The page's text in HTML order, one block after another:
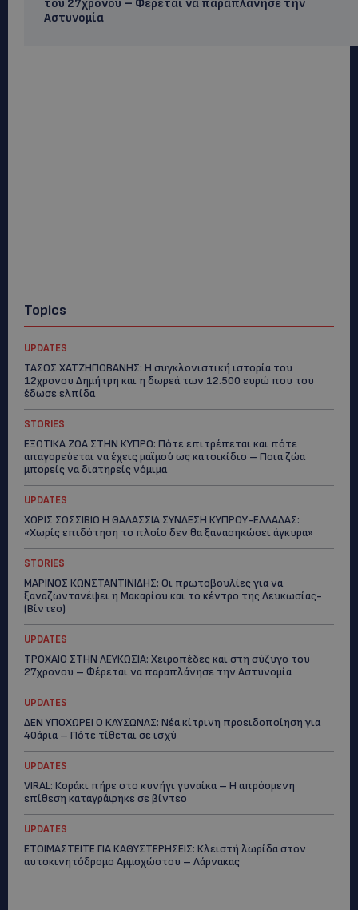
του 27χρονου – Φέρεται να παραπλάνησε την
Αστυνομία
Topics
UPDATES
ΤΑΣΟΣ ΧΑΤΖΗΓΙΟΒΑΝΗΣ: Η συγκλονιστική ιστορία του
12χρονου Δημήτρη και η δωρεά των 12.500 ευρώ που του
έδωσε ελπίδα
STORIES
ΕΞΩΤΙΚΑ ΖΩΑ ΣΤΗΝ ΚΥΠΡΟ: Πότε επιτρέπεται και πότε
απαγορεύεται να έχεις μαϊμού ως κατοικίδιο – Ποια ζώα
μπορείς να διατηρείς νόμιμα
UPDATES
ΧΩΡΙΣ ΣΩΣΣΙΒΙΟ Η ΘΑΛΑΣΣΙΑ ΣΥΝΔΕΣΗ ΚΥΠΡΟΥ-ΕΛΛΑΔΑΣ:
«Χωρίς επιδότηση το πλοίο δεν θα ξανασηκώσει άγκυρα»
STORIES
ΜΑΡΙΝΟΣ ΚΩΝΣΤΑΝΤΙΝΙΔΗΣ: Οι πρωτοβουλίες για να
ξαναζωντανέψει η Μακαρίου και το κέντρο της Λευκωσίας-
(Βίντεο)
UPDATES
ΤΡΟΧΑΙΟ ΣΤΗΝ ΛΕΥΚΩΣΙΑ: Χειροπέδες και στη σύζυγο του
27χρονου – Φέρεται να παραπλάνησε την Αστυνομία
UPDATES
ΔΕΝ ΥΠΟΧΩΡΕΙ Ο ΚΑΥΣΩΝΑΣ: Νέα κίτρινη προειδοποίηση για
40άρια – Πότε τίθεται σε ισχύ
UPDATES
VIRAL: Κοράκι πήρε στο κυνήγι γυναίκα – Η απρόσμενη
επίθεση καταγράφηκε σε βίντεο
UPDATES
ΕΤΟΙΜΑΣΤΕΙΤΕ ΓΙΑ ΚΑΘΥΣΤΕΡΗΣΕΙΣ: Κλειστή λωρίδα στον
αυτοκινητόδρομο Αμμοχώστου – Λάρνακας